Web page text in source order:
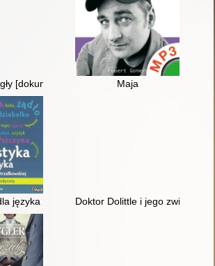
[dokument dźwiękowy ] Maja
języka Doktor Dolittle i jego zwierzęta.